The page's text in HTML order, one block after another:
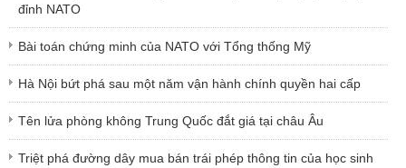
đỉnh NATO
Bài toán chứng minh của NATO với Tổng thống Mỹ
Hà Nội bứt phá sau một năm vận hành chính quyền hai cấp
Tên lửa phòng không Trung Quốc đắt giá tại châu Âu
Triệt phá đường dây mua bán trái phép thông tin của học sinh